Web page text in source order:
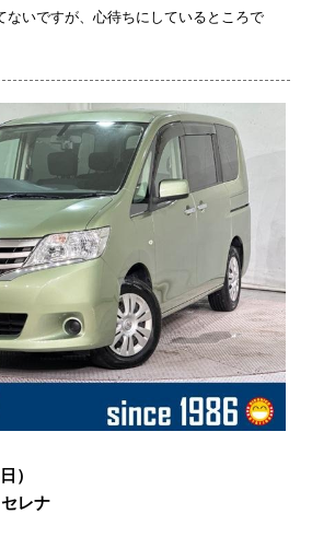
ないですが、心待ちにしているところで
）
レナ